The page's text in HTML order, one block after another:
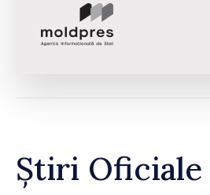
Știri Oficiale